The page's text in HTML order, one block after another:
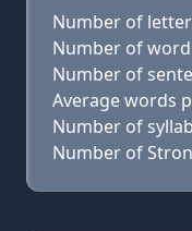
Number of
Number of
Number of
Average words
Number of
Number of